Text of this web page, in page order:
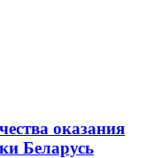
оказания
Беларусь